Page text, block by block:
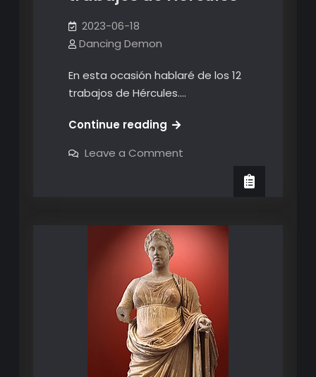
2023-06-18
Dancing Demon
En esta ocasión hablaré de los 12
trabajos de Hércules.…
Continue readingCuales
los
Hércules
Leave a Commenton
Hércules